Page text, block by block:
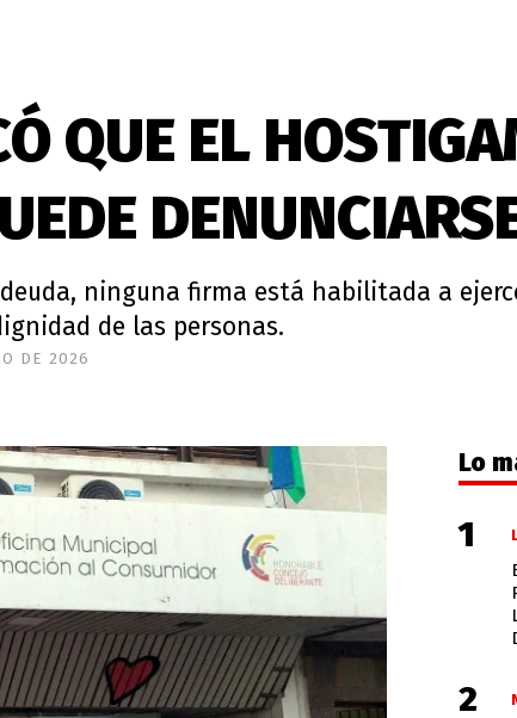
QUE EL
ninguna firma está habilitada a
de las personas.
DE 2026
Lo